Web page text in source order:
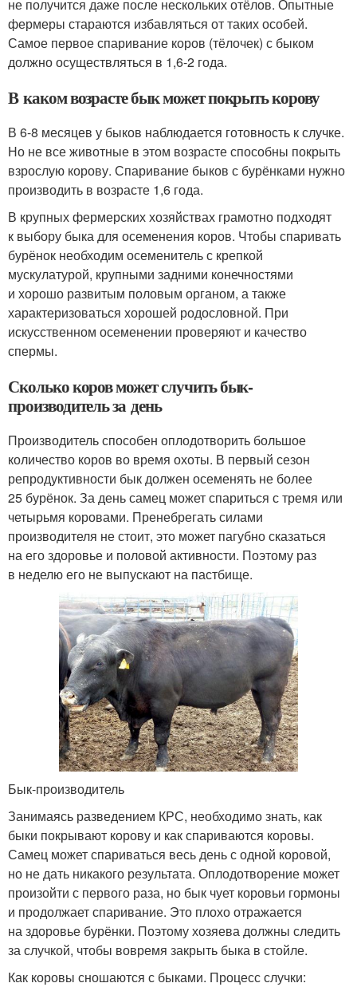
не получится даже после нескольких отёлов. Опытные
фермеры стараются избавляться от таких особей.
Самое первое спаривание коров (тёлочек) с быком
должно осуществляться в 1,6-2 года.
В каком возрасте бык может покрыть корову
В 6-8 месяцев у быков наблюдается готовность к случке.
Но не все животные в этом возрасте способны покрыть
взрослую корову. Спаривание быков с бурёнками нужно
производить в возрасте 1,6 года.
В крупных фермерских хозяйствах грамотно подходят
к выбору быка для осеменения коров. Чтобы спаривать
бурёнок необходим осеменитель с крепкой
мускулатурой, крупными задними конечностями
и хорошо развитым половым органом, а также
характеризоваться хорошей родословной. При
искусственном осеменении проверяют и качество
спермы.
Сколько коров может случить бык-
производитель за день
Производитель способен оплодотворить большое
количество коров во время охоты. В первый сезон
репродуктивности бык должен осеменять не более
25 бурёнок. За день самец может спариться с тремя или
четырьмя коровами. Пренебрегать силами
производителя не стоит, это может пагубно сказаться
на его здоровье и половой активности. Поэтому раз
в неделю его не выпускают на пастбище.
Бык-производитель
Занимаясь разведением КРС, необходимо знать, как
быки покрывают корову и как спариваются коровы.
Самец может спариваться весь день с одной коровой,
но не дать никакого результата. Оплодотворение может
произойти с первого раза, но бык чует коровьи гормоны
и продолжает спаривание. Это плохо отражается
на здоровье бурёнки. Поэтому хозяева должны следить
за случкой, чтобы вовремя закрыть быка в стойле.
Как коровы сношаются с быками. Процесс случки: